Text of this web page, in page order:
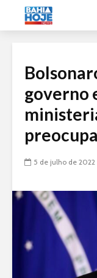
governo
5 de julho de 2022